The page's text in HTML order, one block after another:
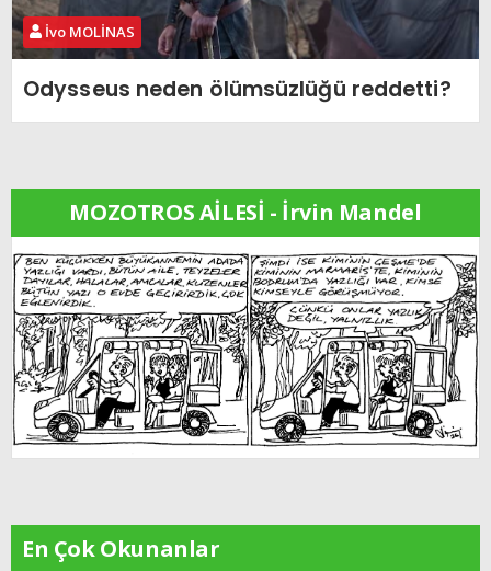
İvo MOLİNAS
Odysseus neden ölümsüzlüğü reddetti?
MOZOTROS AİLESİ - İrvin Mandel
En Çok Okunanlar